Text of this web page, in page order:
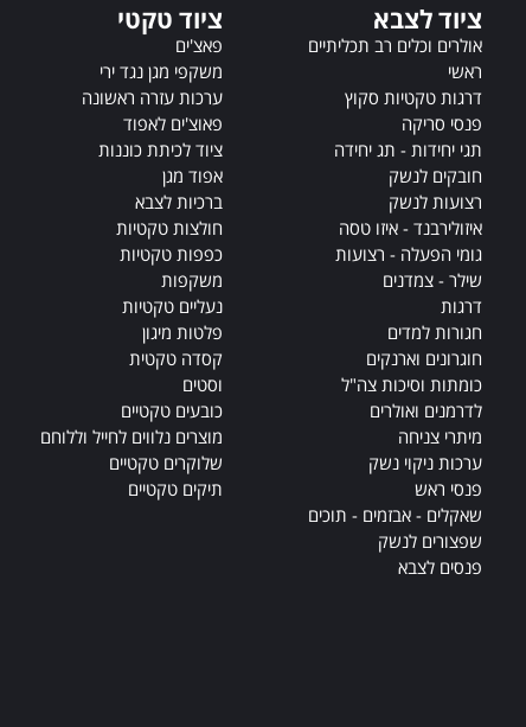
ציוד לצבא
אולרים וכלים רב תכליתיים
ראשי
דרגות טקטיות סקוץ
פנסי סריקה
תגי יחידות - תג יחידה
חובקים לנשק
רצועות לנשק
איזולירבנד - איזו טסה
גומי הפעלה - רצועות
שילר - צמדנים
דרגות
חגורות למדים
חוגרונים וארנקים
כומתות וסיכות צה"ל
לדרמנים ואולרים
מיתרי צניחה
ערכות ניקוי נשק
פנסי ראש
שאקלים - אבזמים - תוכים
שפצורים לנשק
פנסים לצבא
ציוד טקטי
פאצ'ים
משקפי מגן נגד ירי
ערכות עזרה ראשונה
פאוצ'ים לאפוד
ציוד לכיתת כוננות
אפוד מגן
ברכיות לצבא
חולצות טקטיות
כפפות טקטיות
משקפות
נעליים טקטיות
פלטות מיגון
קסדה טקטית
וסטים
כובעים טקטיים
מוצרים נלווים לחייל וללוחם
שלוקרים טקטיים
תיקים טקטיים